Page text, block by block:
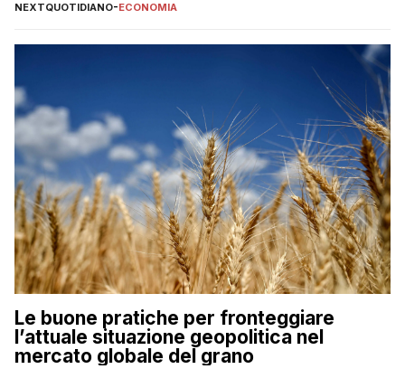
NEXTQUOTIDIANO-ECONOMIA
Le buone pratiche per fronteggiare
l’attuale situazione geopolitica nel
mercato globale del grano